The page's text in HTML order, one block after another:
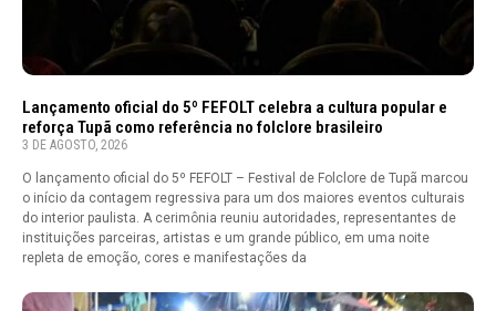
Lançamento oficial do 5º FEFOLT celebra a cultura popular e
reforça Tupã como referência no folclore brasileiro
3 DE AGOSTO, 2026
O lançamento oficial do 5º FEFOLT – Festival de Folclore de Tupã marcou
o início da contagem regressiva para um dos maiores eventos culturais
do interior paulista. A cerimônia reuniu autoridades, representantes de
instituições parceiras, artistas e um grande público, em uma noite
repleta de emoção, cores e manifestações da